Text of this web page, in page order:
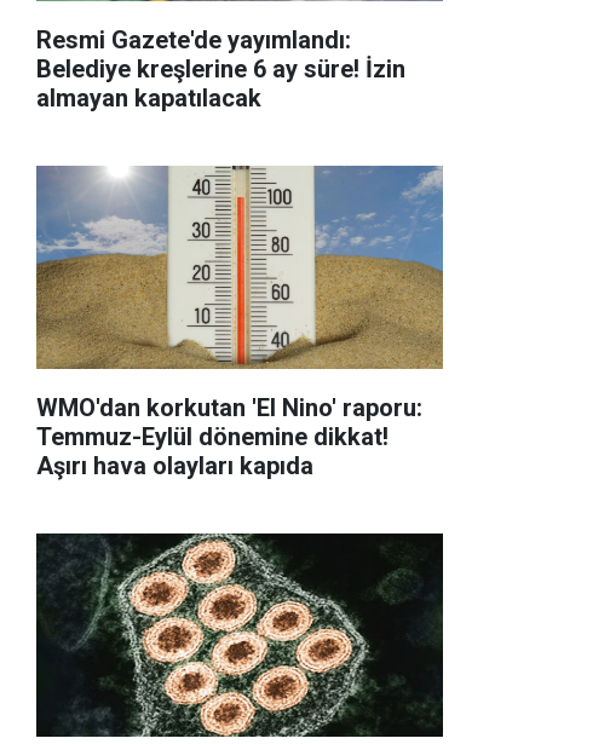
Resmi Gazete'de yayımlandı:
Belediye kreşlerine 6 ay süre! İzin
almayan kapatılacak
WMO'dan korkutan 'El Nino' raporu:
Temmuz-Eylül dönemine dikkat!
Aşırı hava olayları kapıda